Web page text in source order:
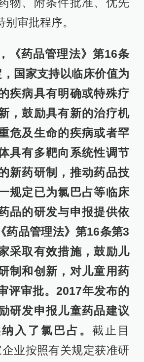
物、附条件批准、优先
审批程序。
《药品管理法》第16条
国家支持以临床价值为
疾病具有明确或特殊疗
，鼓励具有新的治疗机
危及生命的疾病或者罕
具有多靶向系统性调节
新药研制，推动药品技
规定已为氯巴占等临床
品的研发与申报提供依
药品管理法》第16条第3
采取有效措施，鼓励儿
制和创新，对儿童用药
评审批。2017年发布的
研发申报儿童药品建议
入了氯巴占。 截止目
业按照有关规定获准研